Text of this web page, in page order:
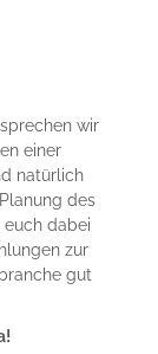
wir
einer
natürlich
des
euch dabei
zur
gut